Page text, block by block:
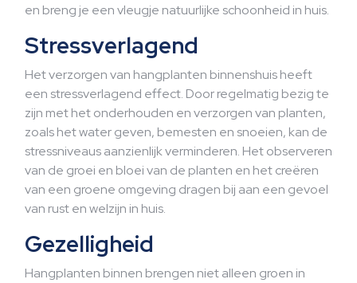
en breng je een vleugje natuurlijke schoonheid in huis.
Stressverlagend
Het verzorgen van hangplanten binnenshuis heeft
een stressverlagend effect. Door regelmatig bezig te
zijn met het onderhouden en verzorgen van planten,
zoals het water geven, bemesten en snoeien, kan de
stressniveaus aanzienlijk verminderen. Het observeren
van de groei en bloei van de planten en het creëren
van een groene omgeving dragen bij aan een gevoel
van rust en welzijn in huis.
Gezelligheid
Hangplanten binnen brengen niet alleen groen in